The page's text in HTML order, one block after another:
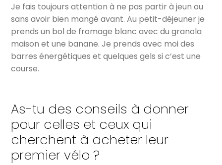
Je fais toujours attention à ne pas partir à jeun ou
sans avoir bien mangé avant. Au petit-déjeuner je
prends un bol de fromage blanc avec du granola
maison et une banane. Je prends avec moi des
barres énergétiques et quelques gels si c’est une
course.
As-tu des conseils à donner
pour celles et ceux qui
cherchent à acheter leur
premier vélo ?